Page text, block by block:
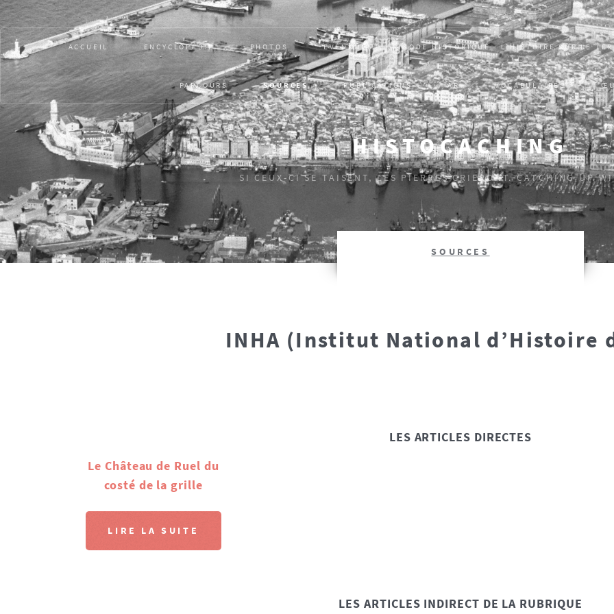
HISTOCACHING
SI CEUX-CI SE TAISENT, LES PIERRES CRIERONT. CATCHING UP
ACCUEIL ENCYCLOPÉDIE PHOTOS EVÈNEMENT, ÉPISODE HISTORIQUE : L’HISTOIRE SUR LE
PARCOURS SOURCES PUBLICATIONS AR VOCABULAIRES
SOURCES
INHA (Institut National d’Histoire
LES ARTICLES DIRECTES
Le Château de Ruel du
costé de la grille
LIRE LA SUITE
LES ARTICLES INDIRECT DE LA RUBRIQUE